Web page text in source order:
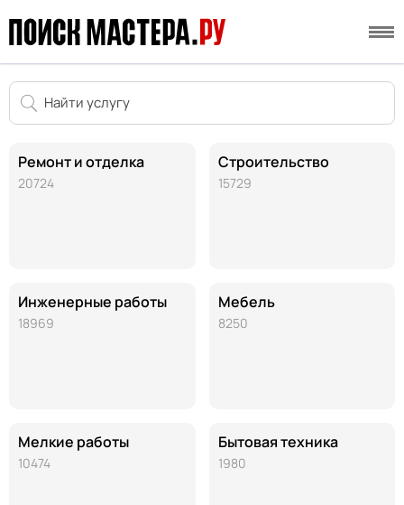
Ремонт и отделка
20724
Инженерные работы
18969
Мелкие работы
10474
Строительство
15729
Мебель
8250
Бытовая техника
1980